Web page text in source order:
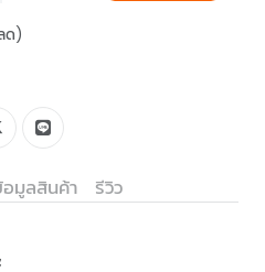
ด)
มูลสินค้า รีวิว